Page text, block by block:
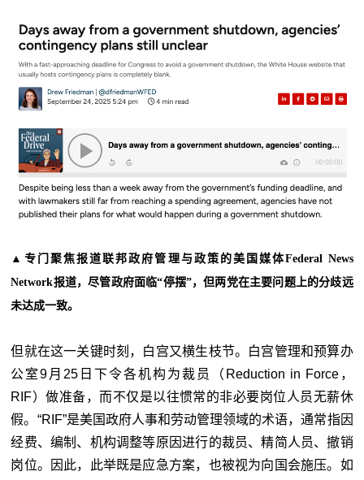
▲专门聚焦报道联邦政府管理与政策的美国媒体Federal News
Network报道，尽管政府面临“停摆”，但两党在主要问题上的分歧远
未达成一致。
但就在这一关键时刻，白宫又横生枝节。白宫管理和预算办
公室9月25日下令各机构为裁员（Reduction in Force，
RIF）做准备，而不仅是以往惯常的非必要岗位人员无薪休
假。“RIF”是美国政府人事和劳动管理领域的术语，通常指因
经费、编制、机构调整等原因进行的裁员、精简人员、撤销
岗位。因此，此举既是应急方案，也被视为向国会施压。如